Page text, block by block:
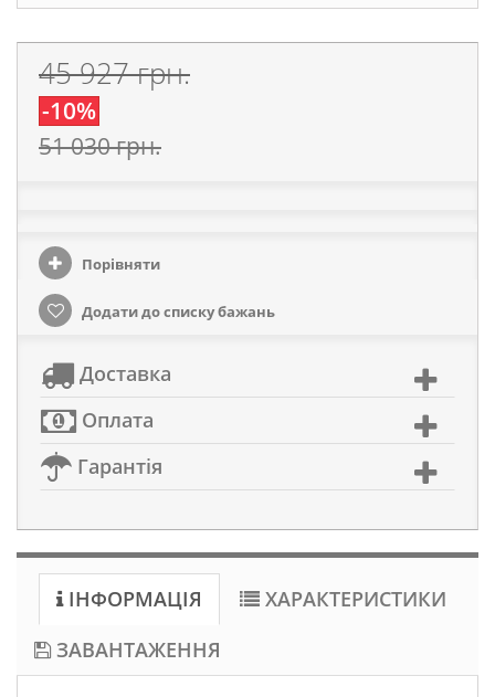
45 927 грн.
-10%
51 030 грн.
Порівняти
Додати до списку бажань
Доставка
Оплата
Гарантія
ІНФОРМАЦІЯ
ХАРАКТЕРИСТИКИ
ЗАВАНТАЖЕННЯ